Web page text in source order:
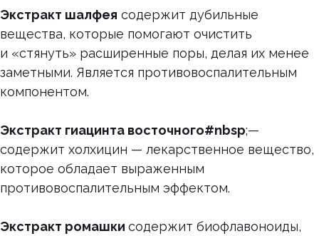
Экстракт шалфея содержит дубильные
вещества, которые помогают очистить
и «стянуть» расширенные поры, делая их менее
заметными. Является противовоспалительным
компонентом.
Экстракт гиацинта восточного#nbsp;—
содержит холхицин — лекарственное вещество,
которое обладает выраженным
противовоспалительным эффектом.
Экстракт ромашки содержит биофлавоноиды,